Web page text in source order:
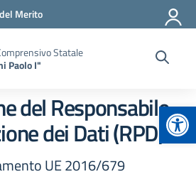
Merito
Statale
Paolo I"
del Responsabile
dei Dati (RPD)
UE 2016/679